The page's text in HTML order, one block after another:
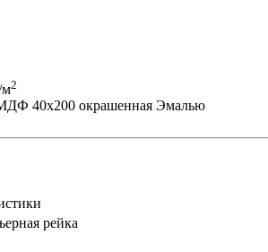
м2
40х200 окрашенная Эмалью
рейка